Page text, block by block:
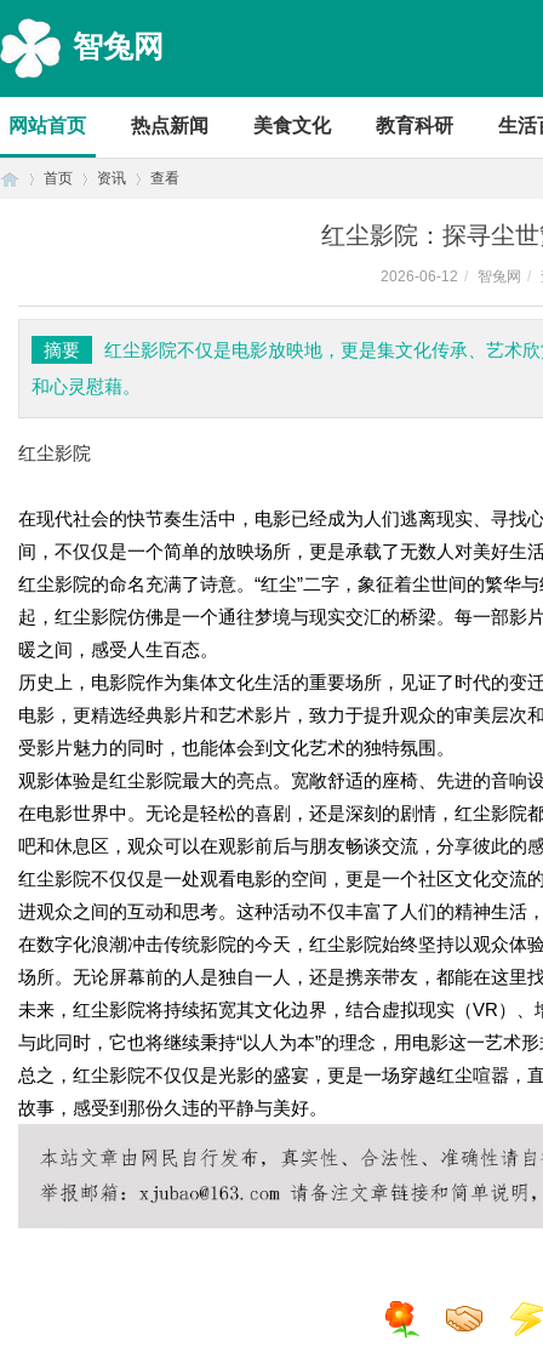
智兔网
网站首页 热点新闻 美食文化 教育科研 生活
首页 资讯 查看
红尘影院：探寻尘
2026-06-12 / 智兔网 /
摘要
红尘影院不仅是电影放映地，更是集文化传承、艺术
和心灵慰藉。
红尘影院
在现代社会的快节奏生活中，电影已经成为人们逃离现实、寻找
间，不仅仅是一个简单的放映场所，更是承载了无数人对美好生
红尘影院的命名充满了诗意。“红尘”二字，象征着尘世间的繁华
起，红尘影院仿佛是一个通往梦境与现实交汇的桥梁。每一部
暖之间，感受人生百态。
历史上，电影院作为集体文化生活的重要场所，见证了时代的
电影，更精选经典影片和艺术影片，致力于提升观众的审美层
受影片魅力的同时，也能体会到文化艺术的独特氛围。
观影体验是红尘影院最大的亮点。宽敞舒适的座椅、先进的音响
在电影世界中。无论是轻松的喜剧，还是深刻的剧情，红尘影院
吧和休息区，观众可以在观影前后与朋友畅谈交流，分享彼此的
红尘影院不仅仅是一处观看电影的空间，更是一个社区文化交流
进观众之间的互动和思考。这种活动不仅丰富了人们的精神生活
在数字化浪潮冲击传统影院的今天，红尘影院始终坚持以观众体
场所。无论屏幕前的人是独自一人，还是携亲带友，都能在这里
未来，红尘影院将持续拓宽其文化边界，结合虚拟现实（VR）
与此同时，它也将继续秉持“以人为本”的理念，用电影这一艺术
总之，红尘影院不仅仅是光影的盛宴，更是一场穿越红尘喧嚣
故事，感受到那份久违的平静与美好。